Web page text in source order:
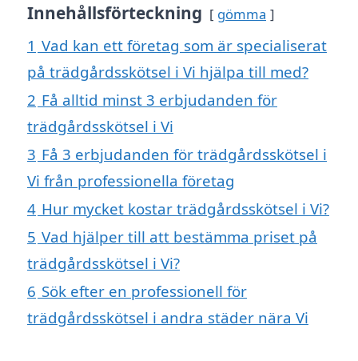
Innehållsförteckning gömma
1 Vad kan ett företag som är specialiserat
på trädgårdsskötsel i Vi hjälpa till med?
2 Få alltid minst 3 erbjudanden för
trädgårdsskötsel i Vi
3 Få 3 erbjudanden för trädgårdsskötsel i
Vi från professionella företag
4 Hur mycket kostar trädgårdsskötsel i Vi?
5 Vad hjälper till att bestämma priset på
trädgårdsskötsel i Vi?
6 Sök efter en professionell för
trädgårdsskötsel i andra städer nära Vi